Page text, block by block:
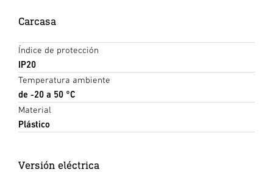
Carcasa
Índice de protección
IP20
Temperatura ambiente
de -20 a 50 °C
Material
Plástico
Versión eléctrica